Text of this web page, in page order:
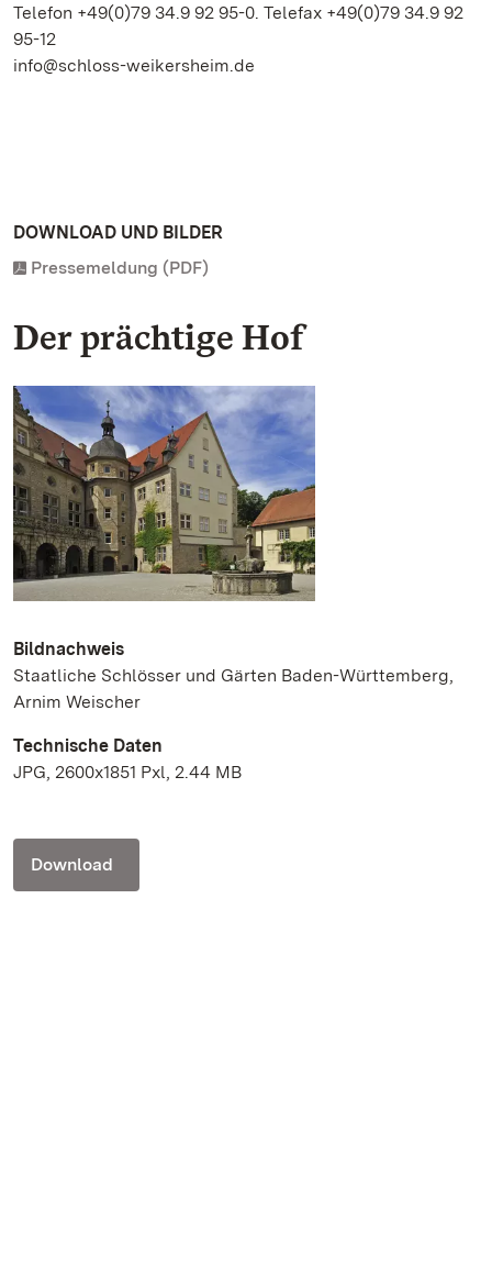
Telefon +49(0)79 34.9 92 95-0. Telefax +49(0)79 34.9 92
95-12
info@schloss-weikersheim.de
DOWNLOAD UND BILDER
Pressemeldung (PDF)
Der prächtige Hof
Bildnachweis
Staatliche Schlösser und Gärten Baden-Württemberg,
Arnim Weischer
Technische Daten
JPG, 2600x1851 Pxl, 2.44 MB
Download